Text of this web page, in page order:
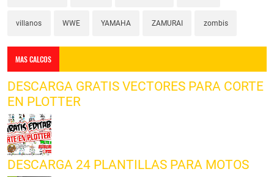
villanos WWE YAMAHA ZAMURAI zombis
MAS CALCOS
DESCARGA GRATIS VECTORES PARA CORTE
EN PLOTTER
DESCARGA 24 PLANTILLAS PARA MOTOS